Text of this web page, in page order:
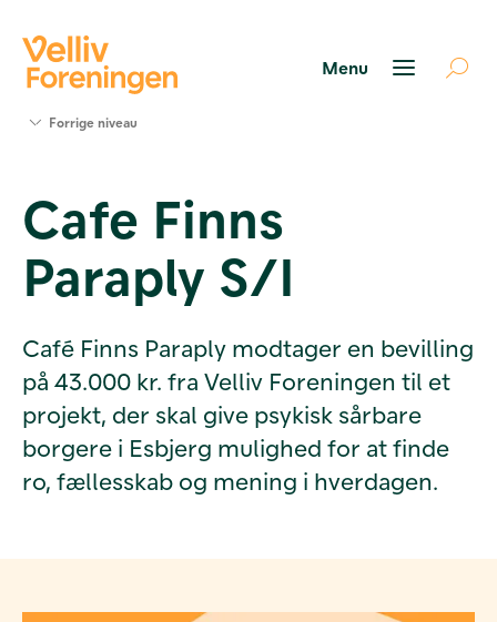
Værktøjer
og viden
Om Velliv
Foreningen
Forrige niveau
Cafe Finns
Paraply S/I
Café Finns Paraply modtager en bevilling
på 43.000 kr. fra Velliv Foreningen til et
projekt, der skal give psykisk sårbare
borgere i Esbjerg mulighed for at finde
ro, fællesskab og mening i hverdagen.